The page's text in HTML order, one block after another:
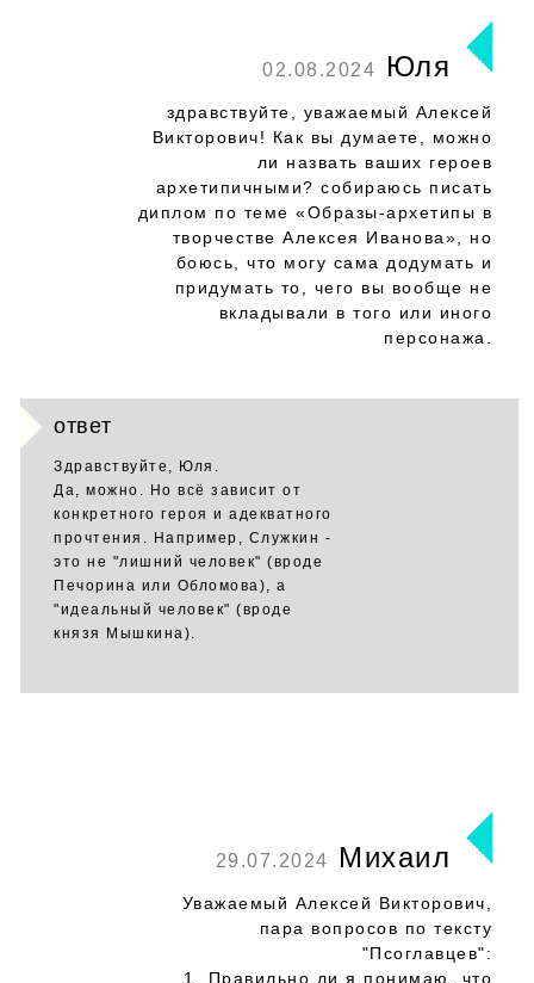
02.08.2024 Юля
здравствуйте, уважаемый Алексей
Викторович! Как вы думаете, можно
ли назвать ваших героев
архетипичными? собираюсь писать
диплом по теме «Образы-архетипы в
творчестве Алексея Иванова», но
боюсь, что могу сама додумать и
придумать то, чего вы вообще не
вкладывали в того или иного
персонажа.
ответ
Здравствуйте, Юля.
Да, можно. Но всё зависит от
конкретного героя и адекватного
прочтения. Например, Служкин -
это не "лишний человек" (вроде
Печорина или Обломова), а
"идеальный человек" (вроде
князя Мышкина).
29.07.2024 Михаил
Уважаемый Алексей Викторович,
пара вопросов по тексту
"Псоглавцев":
1. Правильно ли я понимаю, что